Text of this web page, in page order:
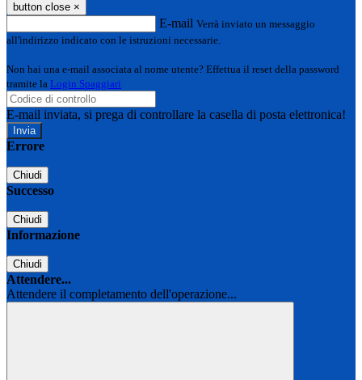
button close ×
E-mail Verrà inviato un messaggio
all'indirizzo indicato con le istruzioni necessarie.
Non hai una e-mail associata al nome utente? Effettua il reset della password
tramite la Login Spaggiari
E-mail inviata, si prega di controllare la casella di posta elettronica!
Errore
Chiudi
Successo
Chiudi
Informazione
Chiudi
Attendere...
Attendere il completamento dell'operazione...